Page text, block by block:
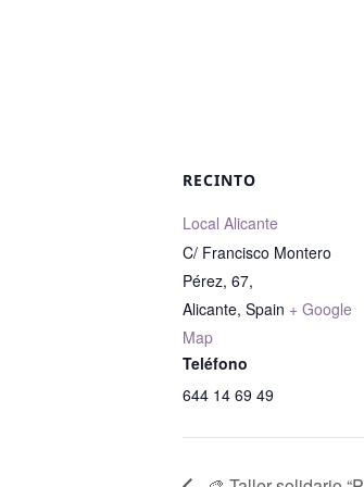
RECINTO
Local Alicante
C/ Francisco Montero
Pérez, 67,
Alicante, Spain + Google
Map
Teléfono
644 14 69 49